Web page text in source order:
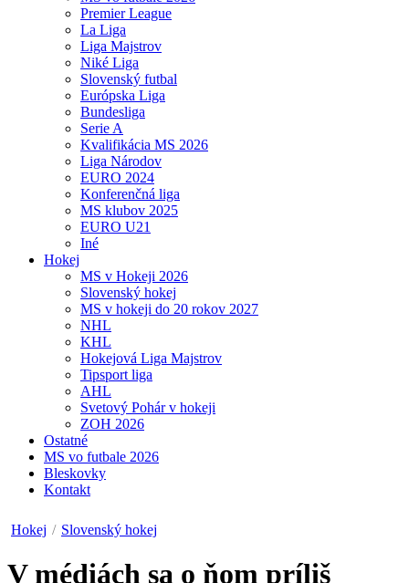
Premier League
La Liga
Liga Majstrov
Niké Liga
Slovenský futbal
Európska Liga
Bundesliga
Serie A
Kvalifikácia MS 2026
Liga Národov
EURO 2024
Konferenčná liga
MS klubov 2025
EURO U21
Iné
Hokej
MS v Hokeji 2026
Slovenský hokej
MS v hokeji do 20 rokov 2027
NHL
KHL
Hokejová Liga Majstrov
Tipsport liga
AHL
Svetový Pohár v hokeji
ZOH 2026
Ostatné
MS vo futbale 2026
Bleskovky
Kontakt
Hokej / Slovenský hokej
V médiách sa o ňom príliš